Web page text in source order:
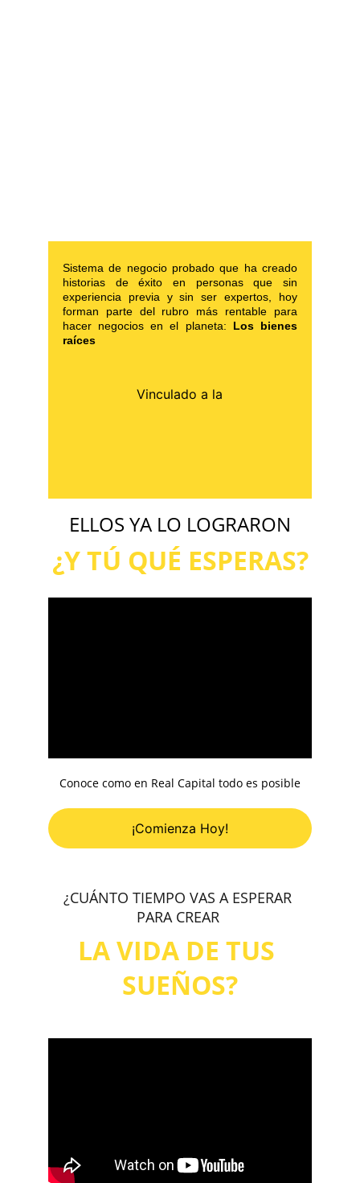
Sistema de negocio probado que ha creado
historias de éxito en personas que sin
experiencia previa y sin ser expertos, hoy
forman parte del rubro más rentable para
hacer negocios en el planeta: Los bienes
raíces
Vinculado a la
ELLOS YA LO LOGRARON
¿Y TÚ QUÉ ESPERAS?
Conoce como en Real Capital todo es posible
¡Comienza Hoy!
¿CUÁNTO TIEMPO VAS A ESPERAR
PARA CREAR
LA VIDA DE TUS
SUEÑOS?